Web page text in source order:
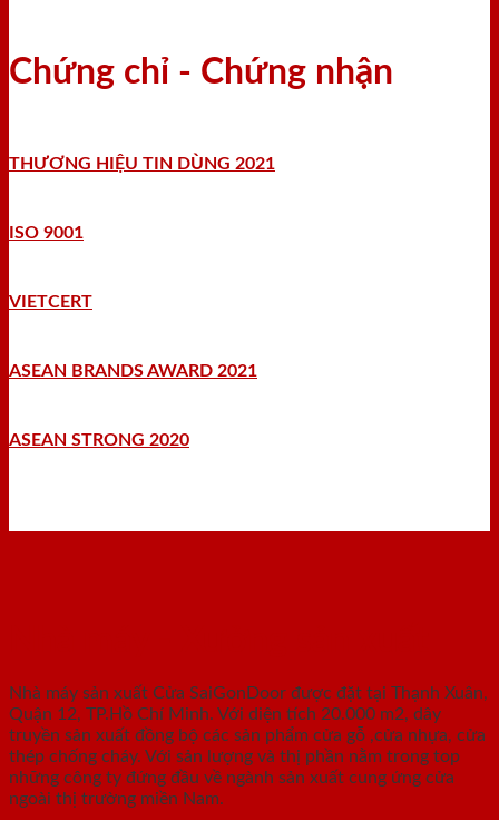
Chứng chỉ - Chứng nhận
THƯƠNG HIỆU TIN DÙNG 2021
ISO 9001
VIETCERT
ASEAN BRANDS AWARD 2021
ASEAN STRONG 2020
Nhà máy sản xuất Cửa SaiGonDoor được đặt tại Thạnh Xuân,
Quận 12, TP.Hồ Chí Minh. Với diện tích 20.000 m2, dây
truyền sản xuất đồng bộ các sản phẩm cửa gỗ ,cửa nhựa, cửa
thép chống cháy. Với sản lượng và thị phần nằm trong top
những công ty đứng đầu về ngành sản xuất cung ứng cửa
ngoài thị trường miền Nam.